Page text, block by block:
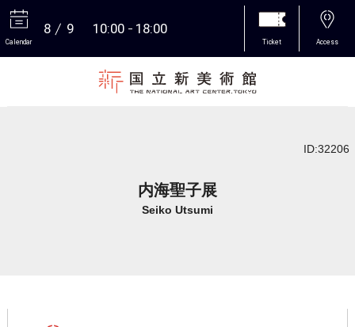
Calendar
8 9 10:00 18:00
Ticket Access
ID:32206
内海聖子展
Seiko Utsumi